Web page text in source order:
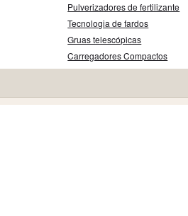
Pulverizadores de fertilizante
Tecnologia de fardos
Gruas telescópicas
Carregadores Compactos